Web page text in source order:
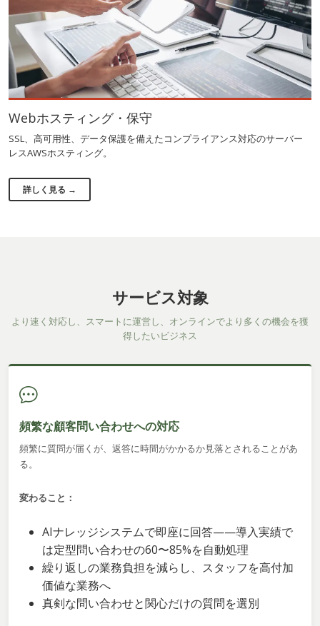
Webホスティング・保守
SSL、高可用性、データ保護を備えたコンプライアンス対応のサーバー
レスAWSホスティング。
詳しく見る →
サービス対象
より速く対応し、スマートに運営し、オンラインでより多くの機会を獲
得したいビジネス
頻繁な顧客問い合わせへの対応
頻繁に質問が届くが、返答に時間がかかるか見落とされることがあ
る。
変わること：
AIナレッジシステムで即座に回答——導入実績で
は定型問い合わせの60〜85%を自動処理
繰り返しの業務負担を減らし、スタッフを高付加
価値な業務へ
真剣な問い合わせと関心だけの質問を選別